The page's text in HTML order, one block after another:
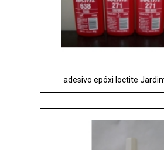
adesivo epóxi loctite